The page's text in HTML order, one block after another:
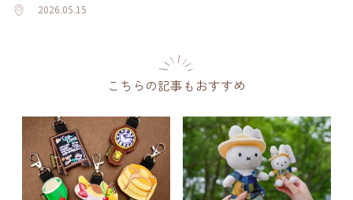
2026.05.15
こちらの記事もおすすめ